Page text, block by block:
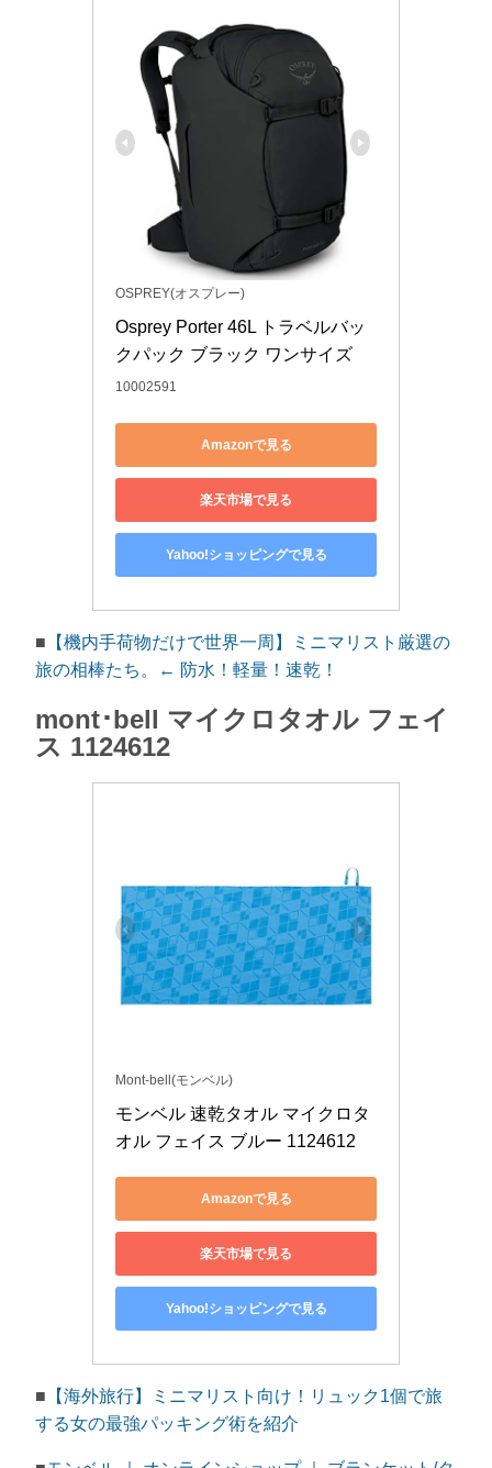
OSPREY(オスプレー)
Osprey Porter 46L トラベルバッ
クパック ブラック ワンサイズ
10002591
Amazonで見る
楽天市場で見る
Yahoo!ショッピングで見る
■ 【機内手荷物だけで世界一周】ミニマリスト厳選の
旅の相棒たち。← 防水！軽量！速乾！
mont･bell マイクロタオル フェイ
ス 1124612
Mont-bell(モンベル)
モンベル 速乾タオル マイクロタ
オル フェイス ブルー 1124612
Amazonで見る
楽天市場で見る
Yahoo!ショッピングで見る
■ 【海外旅行】ミニマリスト向け！リュック1個で旅
する女の最強パッキング術を紹介